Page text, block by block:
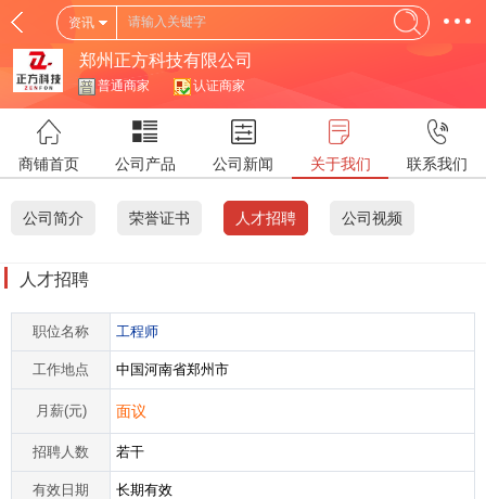
资讯
郑州正方科技有限公司
普通商家 认证商家
商铺首页 公司产品 公司新闻 关于我们 联系我们
公司简介 荣誉证书 人才招聘 公司视频
人才招聘
职位名称 工程师
工作地点 中国河南省郑州市
月薪(元) 面议
招聘人数 若干
有效日期 长期有效